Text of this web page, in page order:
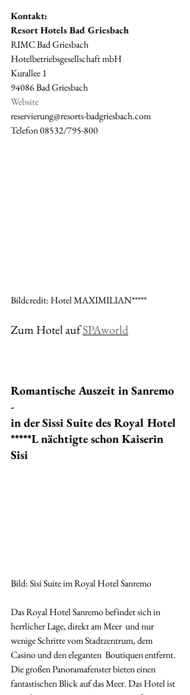
Kontakt:
Resort Hotels Bad Griesbach
RIMC Bad Griesbach
Hotelbetriebsgesellschaft mbH
Kurallee 1
94086 Bad Griesbach
Website
reservierung@resorts-badgriesbach.com
Telefon 08532/795-800
Bildcredit: Hotel MAXIMILIAN*****
Zum Hotel auf SPAworld
Romantische Auszeit in Sanremo
-
in der Sissi Suite des Royal Hotel
*****L nächtigte schon Kaiserin
Sisi
Bild: Sisi Suite im Royal Hotel Sanremo
Das Royal Hotel Sanremo befindet sich in
herrlicher Lage, direkt am Meer  und nur
wenige Schritte vom Stadtzentrum, dem
Casino und den eleganten  Boutiquen entfernt.
Die großen Panoramafenster bieten einen
fantastischen Blick auf das Meer. Das Hotel ist